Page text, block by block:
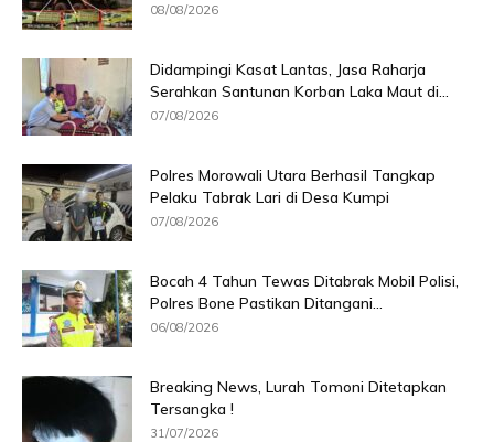
08/08/2026
Didampingi Kasat Lantas, Jasa Raharja
Serahkan Santunan Korban Laka Maut di...
07/08/2026
Polres Morowali Utara Berhasil Tangkap
Pelaku Tabrak Lari di Desa Kumpi
07/08/2026
Bocah 4 Tahun Tewas Ditabrak Mobil Polisi,
Polres Bone Pastikan Ditangani...
06/08/2026
Breaking News, Lurah Tomoni Ditetapkan
Tersangka !
31/07/2026